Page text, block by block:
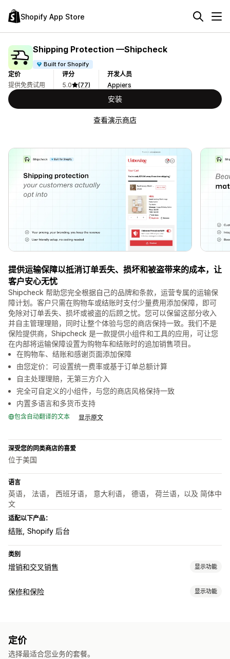
Shopify App Store
Shipping Protection —Shipcheck
Built for Shopify
定价
提供免费试用
评分
5.0
(77)
开发人员
Appiers
安装
查看演示商店
提供运输保障以抵消订单丢失、损坏和被盗带来的成本，让
客户安心无忧
Shipcheck 帮助您完全根据自己的品牌和条款，运营专属的运输保
障计划。客户只需在购物车或结账时支付少量费用添加保障，即可
免除对订单丢失、损坏或被盗的后顾之忧。您可以保留这部分收入
并自主管理理赔，同时让整个体验与您的商店保持一致。我们不是
保险提供商，Shipcheck 是一款提供小组件和工具的应用，可让您
在内部将运输保障设置为购物车和结账时的追加销售项目。
在购物车、结账和感谢页面添加保障
由您定价：可设置统一费率或基于订单总额计算
自主处理理赔，无第三方介入
完全可自定义的小组件，与您的商店风格保持一致
内置多语言和多货币支持
包含自动翻译的文本 显示原文
深受您的同类商店的喜爱
位于美国
语言
英语， 法语， 西班牙语， 意大利语， 德语， 荷兰语，以及 简体中
文
适配以下产品：
结账 Shopify 后台
类别
增销和交叉销售 显示功能
自定义
优惠和建议
保修 运输保护 礼品包装
保修和保险 显示功能
定价
选择最适合您业务的套餐。